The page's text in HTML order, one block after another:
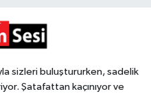
sizleri buluştururken, sadelik
Şatafattan kaçınıyor ve